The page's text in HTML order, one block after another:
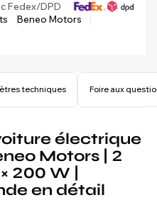
Fedex/DPD
Beneo Motors
techniques Foire aux
électrique
Motors | 2
200 W |
en détail